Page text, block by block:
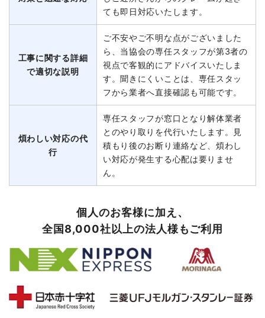
ても即日対応いたします。
工事に関する詳細
で適切な説明
ご不安やご不明な点がございました
ら、当協会の専任スタッフが第3者の
視点で客観的にアドバイスいたしま
す。聞きにくいことは、専任スタッ
フから業者へ直接確認も可能です。
煩わしい対応の代
行
専任スタッフが窓口となり解体業者
とのやり取りを代行いたします。見
積もり後のお断り連絡など、煩わし
い対応が発生する心配は要りませ
ん。
個人のお客様に加え、
全国8,000社以上の法人様もご利用